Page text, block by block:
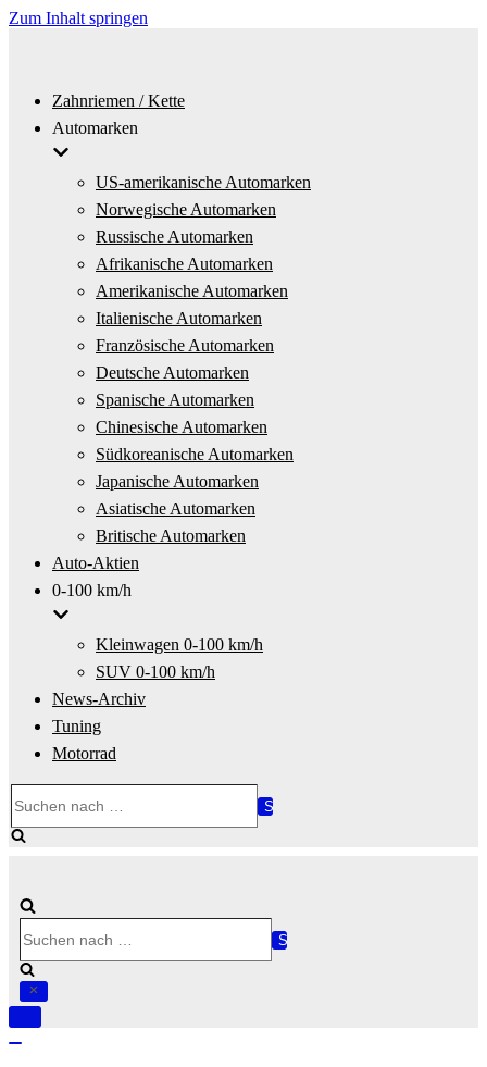
Zum Inhalt springen
Zahnriemen / Kette
Automarken
US-amerikanische Automarken
Norwegische Automarken
Russische Automarken
Afrikanische Automarken
Amerikanische Automarken
Italienische Automarken
Französische Automarken
Deutsche Automarken
Spanische Automarken
Chinesische Automarken
Südkoreanische Automarken
Japanische Automarken
Asiatische Automarken
Britische Automarken
Auto-Aktien
0-100 km/h
Kleinwagen 0-100 km/h
SUV 0-100 km/h
News-Archiv
Tuning
Motorrad
nach …
nach …
Navigation